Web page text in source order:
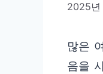
2025년
많은
음을